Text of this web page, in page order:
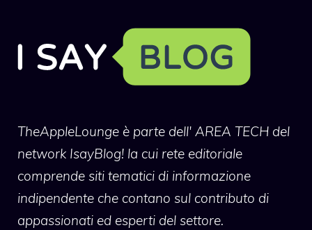
TheAppleLounge è parte dell' AREA TECH del
network IsayBlog! la cui rete editoriale
comprende siti tematici di informazione
indipendente che contano sul contributo di
appassionati ed esperti del settore.